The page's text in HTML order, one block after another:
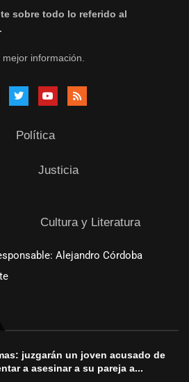
sobre todo lo referido al
información.
Política
Justicia
Cultura y Literatura
Alejandro Córdoba
juzgarán un joven acusado de
a asesinar a su pareja a...